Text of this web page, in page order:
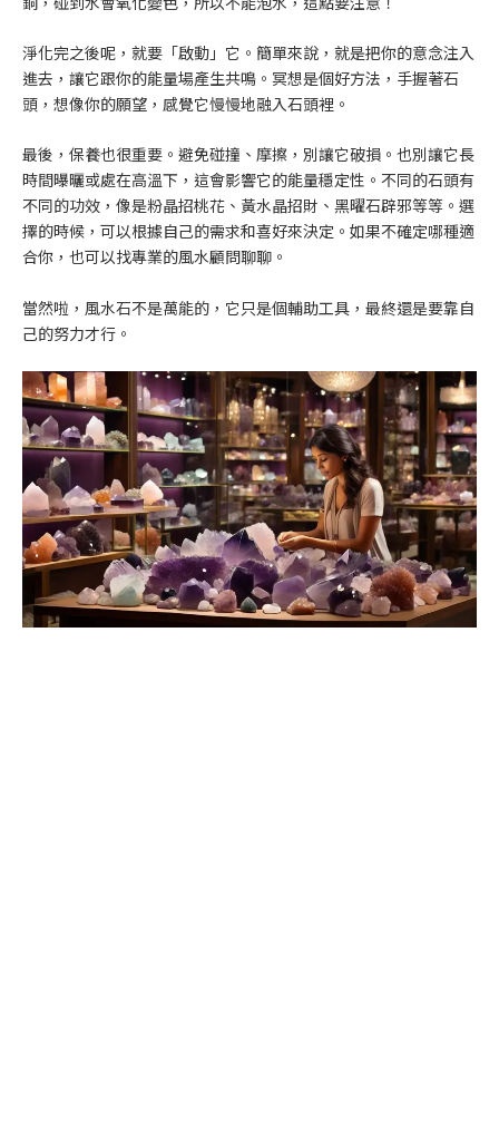
淨化完之後呢，就要「啟動」它。簡單來說，就是把你的意念注入
進去，讓它跟你的能量場產生共鳴。冥想是個好方法，手握著石
頭，想像你的願望，感覺它慢慢地融入石頭裡。
最後，保養也很重要。避免碰撞、摩擦，別讓它破損。也別讓它長
時間曝曬或處在高溫下，這會影響它的能量穩定性。不同的石頭有
不同的功效，像是粉晶招桃花、黃水晶招財、黑曜石辟邪等等。選
擇的時候，可以根據自己的需求和喜好來決定。如果不確定哪種適
合你，也可以找專業的風水顧問聊聊。
當然啦，風水石不是萬能的，它只是個輔助工具，最終還是要靠自
己的努力才行。